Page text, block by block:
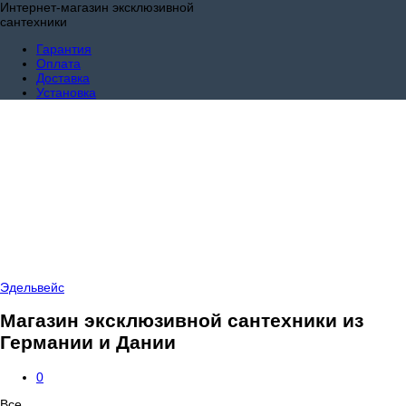
Интернет-магазин эксклюзивной
сантехники
Гарантия
Оплата
Доставка
Установка
Эдельвейс
Магазин эксклюзивной сантехники из
Германии и Дании
0